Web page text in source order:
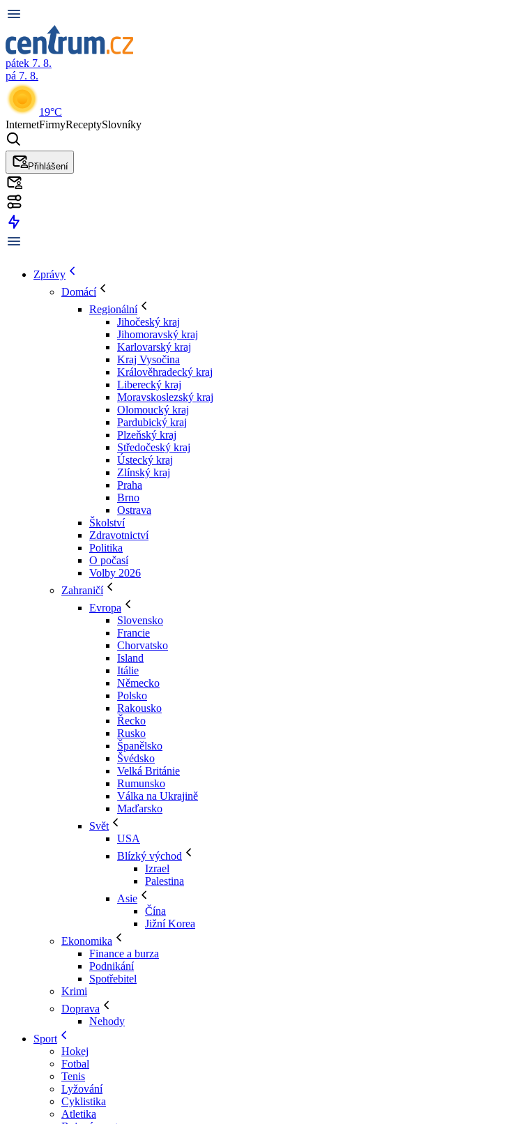
pátek 7. 8.
pá 7. 8.
19°C
InternetFirmyReceptySlovníky
Přihlášení
Zprávy
Domácí
Regionální
Jihočeský kraj
Jihomoravský kraj
Karlovarský kraj
Kraj Vysočina
Králověhradecký kraj
Liberecký kraj
Moravskoslezský kraj
Olomoucký kraj
Pardubický kraj
Plzeňský kraj
Středočeský kraj
Ústecký kraj
Zlínský kraj
Praha
Brno
Ostrava
Školství
Zdravotnictví
Politika
O počasí
Volby 2026
Zahraničí
Evropa
Slovensko
Francie
Chorvatsko
Island
Itálie
Německo
Polsko
Rakousko
Řecko
Rusko
Španělsko
Švédsko
Velká Británie
Rumunsko
Válka na Ukrajině
Maďarsko
Svět
USA
Blízký východ
Izrael
Palestina
Asie
Čína
Jižní Korea
Ekonomika
Finance a burza
Podnikání
Spotřebitel
Krimi
Doprava
Nehody
Sport
Hokej
Fotbal
Tenis
Lyžování
Cyklistika
Atletika